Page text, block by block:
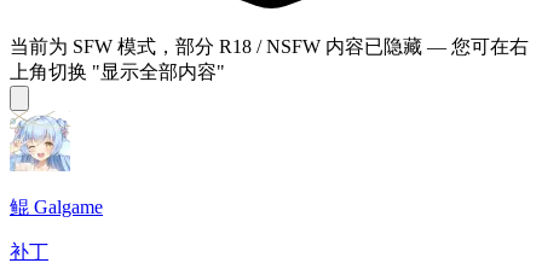
当前为 SFW 模式，部分 R18 / NSFW 内容已隐藏 — 您可在右
上角切换 "显示全部内容"
鲲 Galgame
补丁